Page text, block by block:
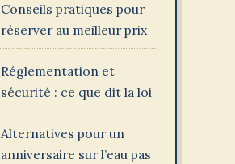
Conseils pratiques pour
réserver au meilleur prix
Réglementation et
sécurité : ce que dit la loi
Alternatives pour un
anniversaire sur l’eau pas